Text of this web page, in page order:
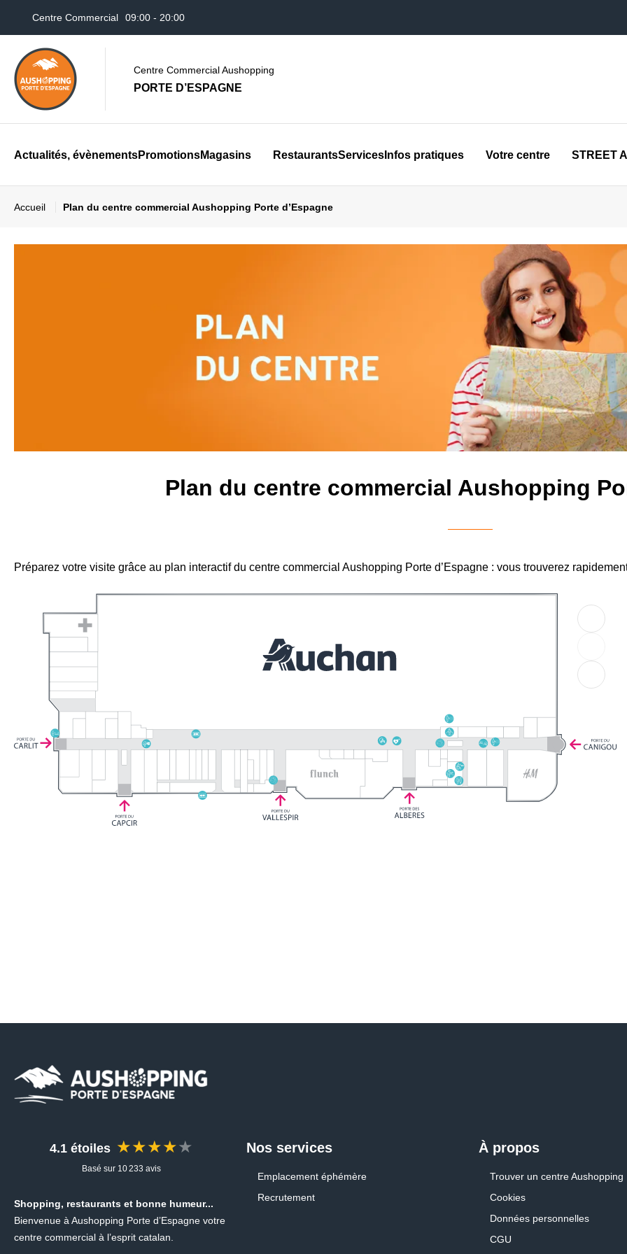
Centre Commercial
09:00 - 20:00
Auchan Perpignan Porte D'Espagne
08:30 - 21:30
Centre Commercial Aushopping
PORTE D’ESPAGNE
Actualités, évènementsPromotionsMagasins RestaurantsServices Infos pratiques Votre centre STREET
Accueil Plan du centre commercial Aushopping Porte d’Espagne
Plan du centre commercial Aushopping
Préparez votre visite grâce au plan interactif du centre commercial Aushopping Porte d’Espagne : vous trouverez
4.1 étoiles ★★★★★
Basé sur 10 233 avis
Shopping, restaurants et bonne humeur...
Bienvenue à Aushopping Porte d’Espagne votre
centre commercial à l’esprit catalan.
Nos services
Emplacement éphémère
Recrutement
À propos
Trouver un centre Aushopping
Cookies
Données personnelles
CGU